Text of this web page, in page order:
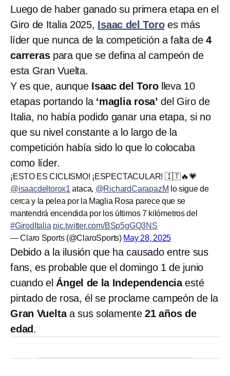
Luego de haber ganado su primera etapa en el
Giro de Italia 2025, Isaac del Toro es más
líder que nunca de la competición a falta de4
carreras para que se defina al campeón de
esta Gran Vuelta.
Y es que, aunque Isaac del Torolleva 10
etapas portando la ‘maglia rosa’ del Giro de
Italia, no había podido ganar una etapa, si no
que su nivel constante a lo largo de la
competición había sido lo que lo colocaba
como líder.
¡ESTO ES CICLISMO! ¡ESPECTACULAR! 🇮🇹🔥💗
@isaacdeltorox1 ataca, @RichardCarapazM lo sigue de
cerca y la pelea por la Maglia Rosa parece que se
mantendrá encendida por los últimos 7 kilómetros del
#GirodItalia pic.twitter.com/BSp5gGQ3NS
— Claro Sports (@ClaroSports) May 28, 2025
Debido a la ilusión que ha causado entre sus
fans, es probable que el domingo 1 de junio
cuando el Ángel de la Independenciaesté
pintado de rosa, él se proclame campeón de la
Gran Vueltaa sus solamente21 años de
edad .